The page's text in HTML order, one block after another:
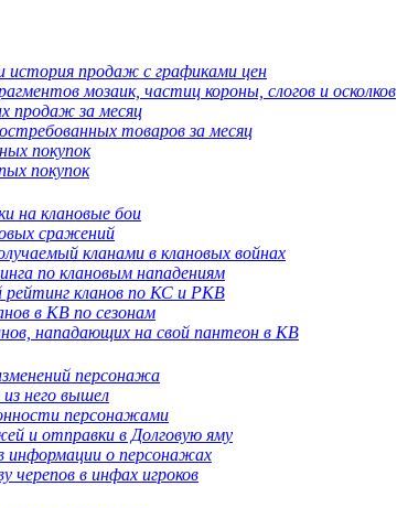
история продаж с графиками цен
мозаик, частиц короны, слогов и осколков
продаж за месяц
товаров за месяц
покупок
покупок
на клановые бои
сражений
кланами в клановых войнах
по клановым нападениям
рейтинг кланов по КС и РКВ
в КВ по сезонам
нападающих на свой пантеон в КВ
персонажа
него вышел
персонажами
и отправки в Долговую яму
информации о персонажах
черепов в инфах игроков